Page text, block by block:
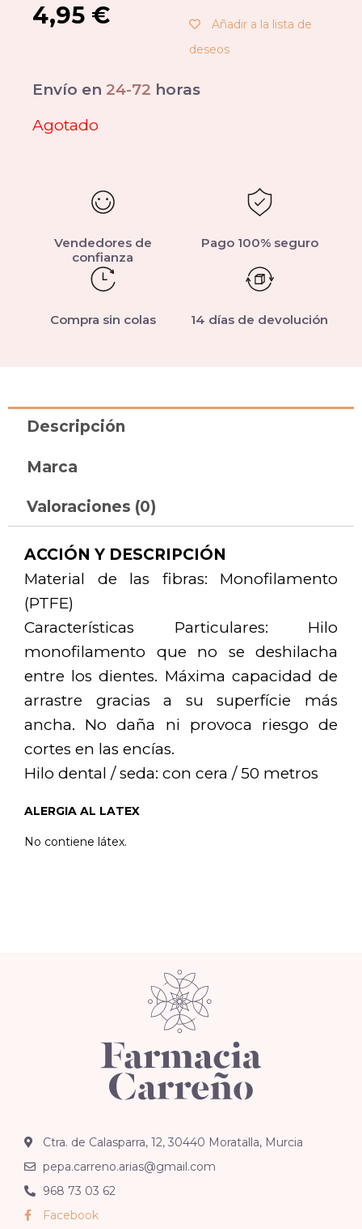
4,95 €
Añadir a la lista de
deseos
Envío en 24-72 horas
Agotado
Vendedores de
confianza
Pago 100% seguro
Compra sin colas 14 días de devolución
Descripción
Marca
Valoraciones (0)
ACCIÓN Y DESCRIPCIÓN
Material de las fibras: Monofilamento
(PTFE)
Características Particulares: Hilo
monofilamento que no se deshilacha
entre los dientes. Máxima capacidad de
arrastre gracias a su superfície más
ancha. No daña ni provoca riesgo de
cortes en las encías.
Hilo dental / seda: con cera / 50 metros
ALERGIA AL LATEX
No contiene látex.
Ctra. de Calasparra, 12, 30440 Moratalla, Murcia
pepa.carreno.arias@gmail.com
968 73 03 62
Facebook